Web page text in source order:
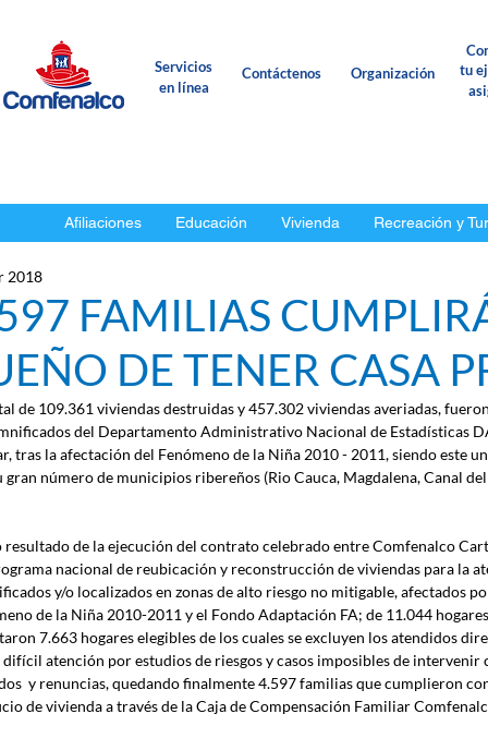
Servicios
en línea
Contáctenos Organización
tu
Afiliaciones Educación Vivienda Recreación y
FAMILIAS
DE TENER CASA
2018
de 109.361 viviendas destruidas y 457.302 viviendas averiadas,
del Departamento Administrativo Nacional de Estadísticas
tras la afectación del Fenómeno de la Niña 2010 - 2011, siendo este
gran número de municipios ribereños (Rio Cauca, Magdalena, Canal
resultado de la ejecución del contrato celebrado entre Comfenalco
nacional de reubicación y reconstrucción de viviendas para la
y/o localizados en zonas de alto riesgo no mitigable, afectados
de la Niña 2010-2011 y el Fondo Adaptación FA; de 11.044
7.663 hogares elegibles de los cuales se excluyen los atendidos
difícil atención por estudios de riesgos y casos imposibles de
y renuncias, quedando finalmente 4.597 familias que cumplieron
de vivienda a través de la Caja de Compensación Familiar